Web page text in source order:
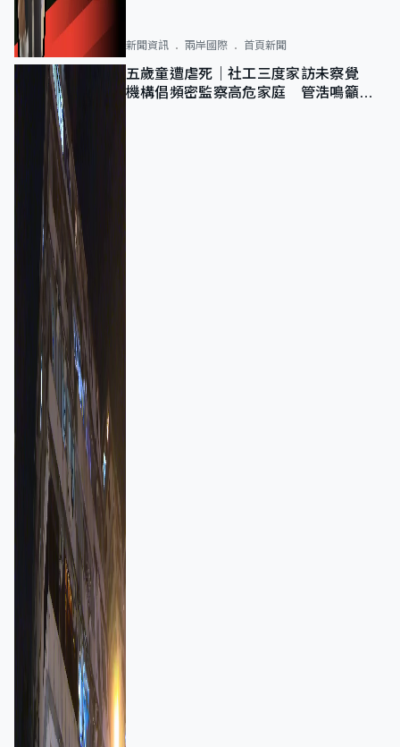
新聞資訊 兩岸國際 首頁新聞
五歲童遭虐死｜社工三度家訪未察覺
機構倡頻密監察高危家庭 管浩鳴籲加